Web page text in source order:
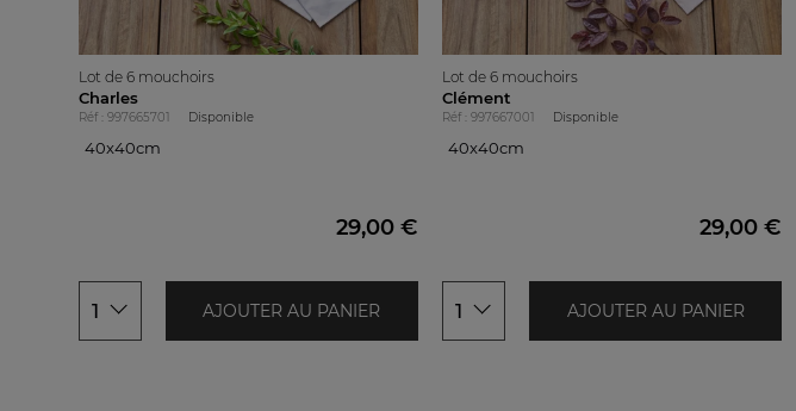
Lot de 6 mouchoirs
Charles
Réf : 997665701 Disponible
40x40cm
29,00 €
1 AJOUTER AU PANIER
Lot de 6 mouchoirs
Clément
Réf : 997667001 Disponible
40x40cm
29,00 €
1 AJOUTER AU PANIER